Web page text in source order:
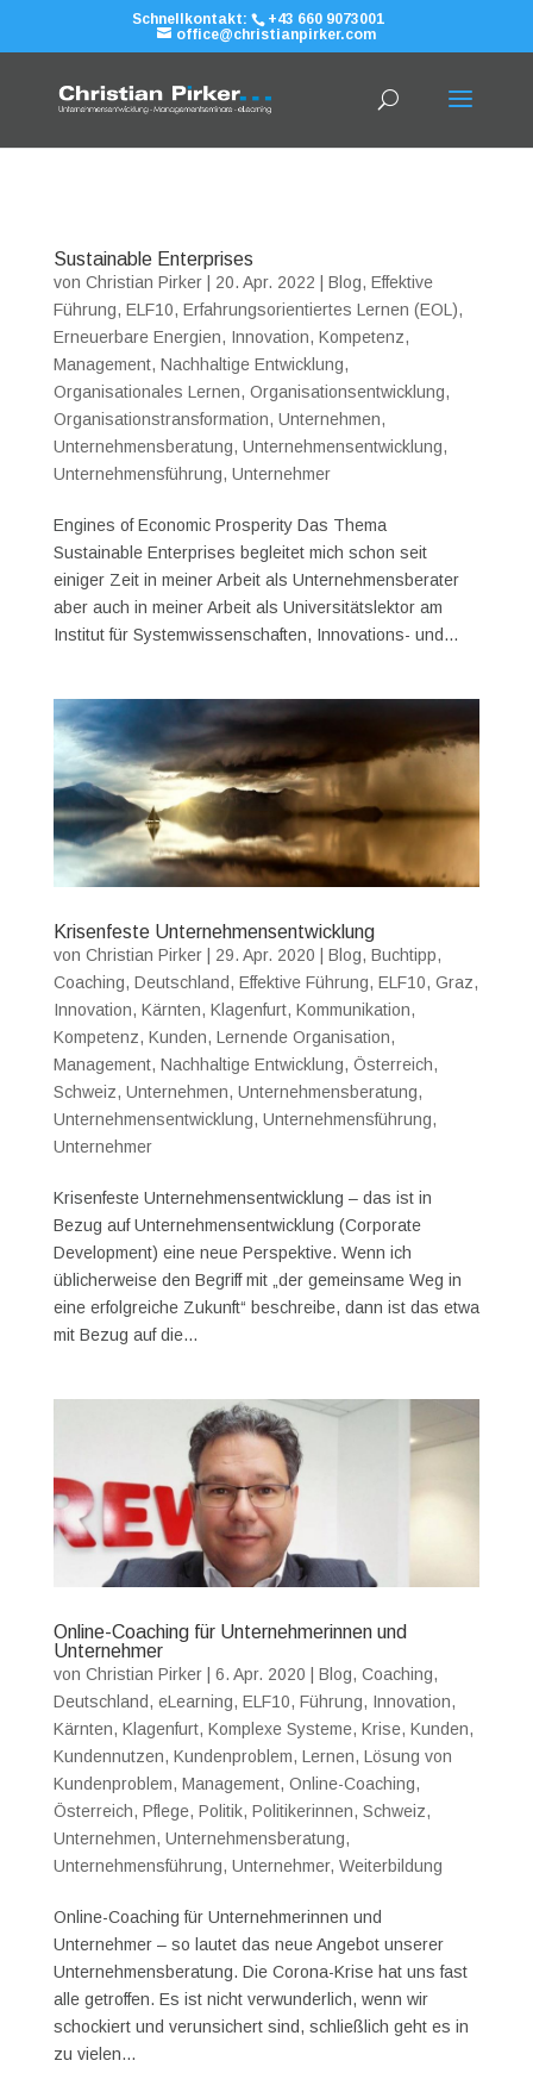
Schnellkontakt:
+43 660 9073001
office@christianpirker.com
Sustainable Enterprises
von Christian Pirker| 20. Apr. 2022 Blog, Effektive
Führung, ELF10, Erfahrungsorientiertes Lernen (EOL),
Erneuerbare Energien, Innovation, Kompetenz,
Management, Nachhaltige Entwicklung,
Organisationales Lernen, Organisationsentwicklung,
Organisationstransformation, Unternehmen,
Unternehmensberatung, Unternehmensentwicklung,
Unternehmensführung, Unternehmer
Engines of Economic Prosperity Das Thema
Sustainable Enterprises begleitet mich schon seit
einiger Zeit in meiner Arbeit als Unternehmensberater
aber auch in meiner Arbeit als Universitätslektor am
Institut für Systemwissenschaften, Innovations- und...
Krisenfeste Unternehmensentwicklung
von Christian Pirker| 29. Apr. 2020 Blog, Buchtipp,
Coaching, Deutschland, Effektive Führung, ELF10, Graz,
Innovation, Kärnten, Klagenfurt, Kommunikation,
Kompetenz, Kunden, Lernende Organisation,
Management, Nachhaltige Entwicklung, Österreich,
Schweiz, Unternehmen, Unternehmensberatung,
Unternehmensentwicklung, Unternehmensführung,
Unternehmer
Krisenfeste Unternehmensentwicklung – das ist in
Bezug auf Unternehmensentwicklung (Corporate
Development) eine neue Perspektive. Wenn ich
üblicherweise den Begriff mit „der gemeinsame Weg in
eine erfolgreiche Zukunft“ beschreibe, dann ist das etwa
mit Bezug auf die...
Online-Coaching für Unternehmerinnen und
Unternehmer
von Christian Pirker| 6. Apr. 2020 | Blog, Coaching,
Deutschland, eLearning, ELF10, Führung, Innovation,
Kärnten, Klagenfurt, Komplexe Systeme, Krise, Kunden,
Kundennutzen, Kundenproblem, Lernen, Lösung von
Kundenproblem, Management, Online-Coaching,
Österreich, Pflege, Politik, Politikerinnen, Schweiz,
Unternehmen, Unternehmensberatung,
Unternehmensführung, Unternehmer, Weiterbildung
Online-Coaching für Unternehmerinnen und
Unternehmer – so lautet das neue Angebot unserer
Unternehmensberatung. Die Corona-Krise hat uns fast
alle getroffen. Es ist nicht verwunderlich, wenn wir
schockiert und verunsichert sind, schließlich geht es in
zu vielen...